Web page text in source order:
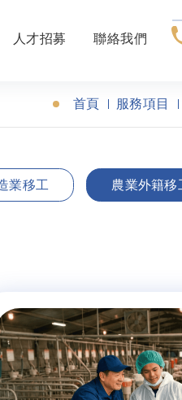
人才招募 聯絡我們
首頁 服務項目
業移工 農業外籍移